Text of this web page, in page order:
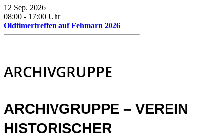
12 Sep. 2026
08:00 - 17:00 Uhr
Oldtimertreffen auf Fehmarn 2026
ARCHIVGRUPPE
ARCHIVGRUPPE – VEREIN
HISTORISCHER